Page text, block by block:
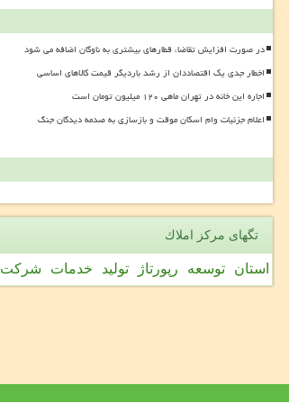
در صورت افزایش تقاضا، قطارهای بیشتری به ناوگان اضافه می شود
اخطار جدی یک اقتصاددان از رشد باردیگر قیمت کالاهای اساسی
اجاره این خانه در تهران ماهی ۱۲۰ میلیون تومان است
اعلام جزئیات وام اسکان موقت و بازسازی به صدمه دیدگان جنگ
تگهای مركز املاك
استان توسعه رپورتاژ تولید خدمات شركت